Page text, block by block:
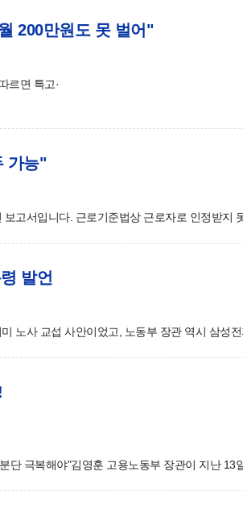
200만원도 못 벌어"
르면 특고·
가능"
고서입니다. 근로기준법상 근로자로 인정받지
발언
노사 교섭 사안이었고, 노동부 장관 역시 삼성
단 극복해야"김영훈 고용노동부 장관이 지난 13